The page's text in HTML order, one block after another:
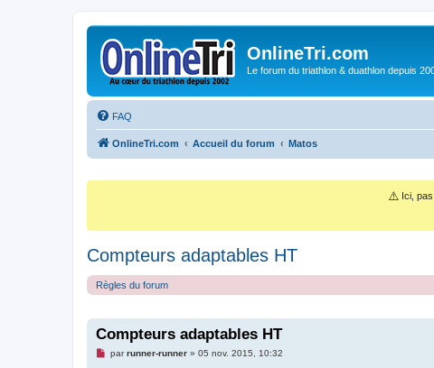
OnlineTri.com
Le forum du triathlon & duathlon depuis
FAQ
OnlineTri.com Accueil du forum Matos
⚠️ Ici,
Compteurs adaptables HT
Règles du forum
Compteurs adaptables HT
Mparrunner-runner» 05 nov. 2015, 10:32